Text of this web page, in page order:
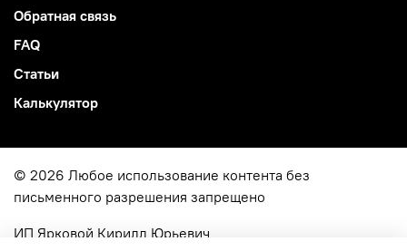
Обратная связь
FAQ
Статьи
Калькулятор
© 2026 Любое использование контента без
письменного разрешения запрещено
ИП Ярковой Кирилл Юрьевич